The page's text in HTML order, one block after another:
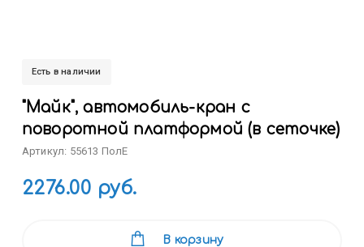
Есть в наличии
"Майк", автомобиль-кран с
поворотной платформой (в сеточке)
Артикул: 55613 ПолЕ
2276.00 руб.
В корзину